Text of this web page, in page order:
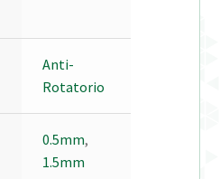
Anti-
Rotatorio
0.5mm,
1.5mm